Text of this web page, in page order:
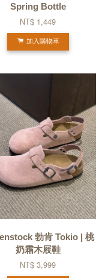
Spring Bottle
NT$ 1,449
加入購物車
勃肯 Tokio | 桃
奶霜木屐鞋
NT$ 3,999